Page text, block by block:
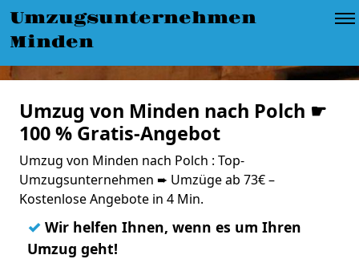
Umzugsunternehmen
Minden
Umzug von Minden nach Polch ☛
100 % Gratis-Angebot
Umzug von Minden nach Polch : Top-
Umzugsunternehmen ➨ Umzüge ab 73€ –
Kostenlose Angebote in 4 Min.
✓ Wir helfen Ihnen, wenn es um Ihren
Umzug geht!